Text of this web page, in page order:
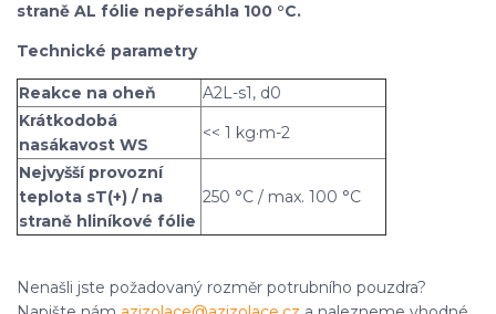
straně AL fólie nepřesáhla 100 °C.
Technické parametry
Reakce na oheň
A2L-s1, d0
Krátkodobá
nasákavost WS
<< 1 kg·m-2
Nejvyšší provozní
teplota sT(+) / na
straně hliníkové fólie
250 °C / max. 100 °C
Nenašli jste požadovaný rozměr potrubního pouzdra?